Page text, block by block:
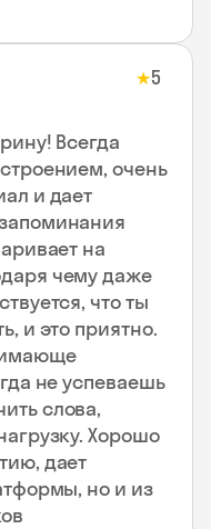
★5
Всегда
очень
и дает
на
чему даже
что ты
и это приятно.
не успеваешь
слова,
Хорошо
дает
но и из